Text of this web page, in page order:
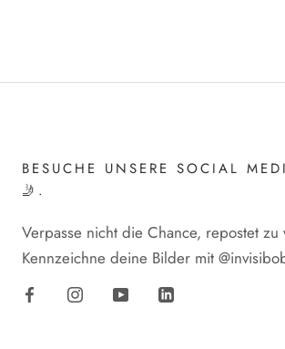
BESUCHE UNSERE SOCIAL
🤳.
Verpasse nicht die Chance, repostet
Kennzeichne deine Bilder mit